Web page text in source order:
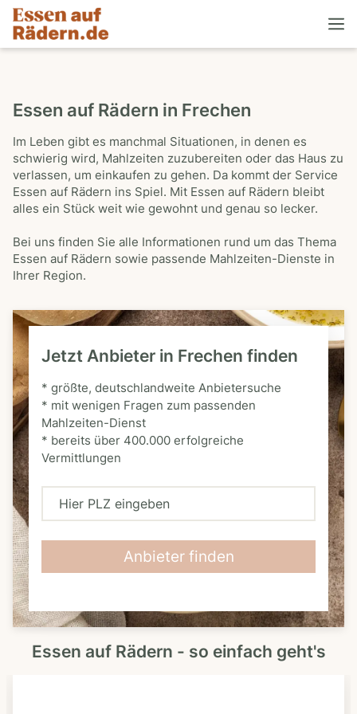
Essen auf Rädern in Frechen
Im Leben gibt es manchmal Situationen, in denen es
schwierig wird, Mahlzeiten zuzubereiten oder das Haus zu
verlassen, um einkaufen zu gehen. Da kommt der Service
Essen auf Rädern ins Spiel. Mit Essen auf Rädern bleibt
alles ein Stück weit wie gewohnt und genau so lecker.
Bei uns finden Sie alle Informationen rund um das Thema
Essen auf Rädern sowie passende Mahlzeiten-Dienste in
Ihrer Region.
Jetzt Anbieter in Frechen finden
* größte, deutschlandweite Anbietersuche
* mit wenigen Fragen zum passenden
Mahlzeiten-Dienst
* bereits über 400.000 erfolgreiche
Vermittlungen
H
L
Z
Anbieter finden
Essen auf Rädern - so einfach geht's